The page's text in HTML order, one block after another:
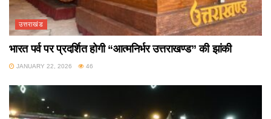
उत्तराखंड
भारत पर्व पर प्रदर्शित होगी “आत्मनिर्भर उत्तराखण्ड” की झांकी
JANUARY 22, 2026 46